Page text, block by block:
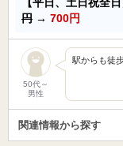
円 → 700円
50代～
男性
駅からも徒
関連情報から探す